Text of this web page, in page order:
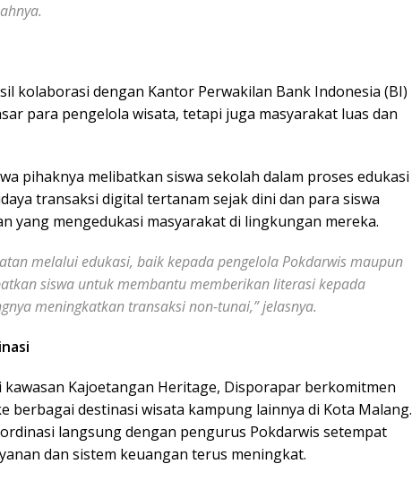
kolaborasi dengan Kantor Perwakilan Bank Indonesia (BI)
para pengelola wisata, tetapi juga masyarakat luas dan
pihaknya melibatkan siswa sekolah dalam proses edukasi
transaksi digital tertanam sejak dini dan para siswa
yang mengedukasi masyarakat di lingkungan mereka.
melalui edukasi, baik kepada pengelola Pokdarwis maupun
siswa untuk membantu memberikan literasi kepada
meningkatkan transaksi non-tunai,” jelasnya.
Kajoetangan Heritage, Disporapar berkomitmen
berbagai destinasi wisata kampung lainnya di Kota Malang.
langsung dengan pengurus Pokdarwis setempat
dan sistem keuangan terus meningkat.